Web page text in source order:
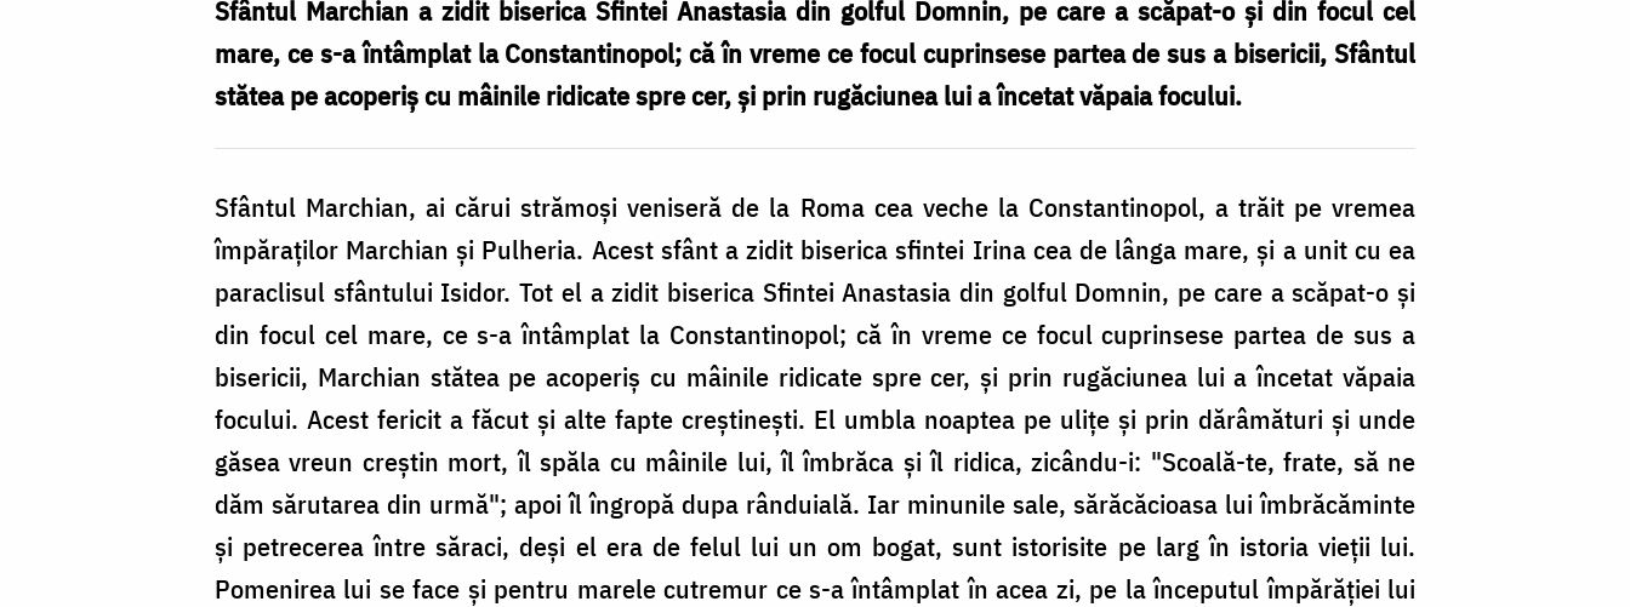
Sfântul Marchian a zidit biserica Sfintei Anastasia din golful Domnin, pe care a scăpat-o și din focul cel
mare, ce s-a întâmplat la Constantinopol; că în vreme ce focul cuprinsese partea de sus a bisericii, Sfântul
stătea pe acoperiș cu mâinile ridicate spre cer, și prin rugăciunea lui a încetat văpaia focului.
Sfântul Marchian, ai cărui strămoși veniseră de la Roma cea veche la Constantinopol, a trăit pe vremea
împăraților Marchian și Pulheria. Acest sfânt a zidit biserica sfintei Irina cea de lânga mare, și a unit cu ea
paraclisul sfântului Isidor. Tot el a zidit biserica Sfintei Anastasia din golful Domnin, pe care a scăpat-o și
din focul cel mare, ce s-a întâmplat la Constantinopol; că în vreme ce focul cuprinsese partea de sus a
bisericii, Marchian stătea pe acoperiș cu mâinile ridicate spre cer, și prin rugăciunea lui a încetat văpaia
focului. Acest fericit a făcut și alte fapte creștinești. El umbla noaptea pe ulițe și prin dărâmături și unde
găsea vreun creștin mort, îl spăla cu mâinile lui, îl îmbrăca și îl ridica, zicându-i: "Scoală-te, frate, să ne
dăm sărutarea din urmă"; apoi îl îngropă dupa rânduială. Iar minunile sale, sărăcăcioasa lui îmbrăcăminte
și petrecerea între săraci, deși el era de felul lui un om bogat, sunt istorisite pe larg în istoria vieții lui.
Pomenirea lui se face și pentru marele cutremur ce s-a întâmplat în acea zi, pe la începutul împărăției lui